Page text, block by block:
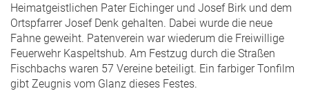
Heimatgeistlichen Pater Eichinger und Josef Birk und dem
Ortspfarrer Josef Denk gehalten. Dabei wurde die neue
Fahne geweiht. Patenverein war wiederum die Freiwillige
Feuerwehr Kaspeltshub. Am Festzug durch die Straßen
Fischbachs waren 57 Vereine beteiligt. Ein farbiger Tonfilm
gibt Zeugnis vom Glanz dieses Festes.